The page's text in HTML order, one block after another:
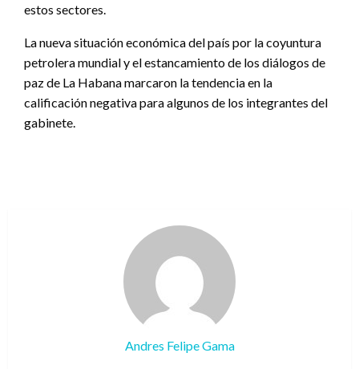
estos sectores.
La nueva situación económica del país por la coyuntura
petrolera mundial y el estancamiento de los diálogos de
paz de La Habana marcaron la tendencia en la
calificación negativa para algunos de los integrantes del
gabinete.
Andres Felipe Gama